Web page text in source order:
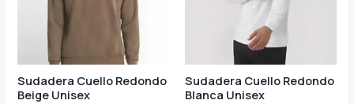
Sudadera Cuello Redondo
Beige Unisex
Sudadera Cuello Redondo
Blanca Unisex